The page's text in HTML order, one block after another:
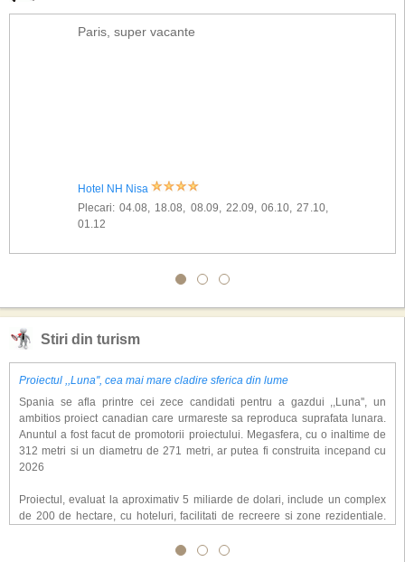
Paris, super vacante
Hotel NH Nisa
Plecari: 04.08, 18.08, 08.09, 22.09, 06.10, 27.10,
01.12
Stiri din turism
Proiectul ,,Luna'', cea mai mare cladire sferica din lume
Spania se afla printre cei zece candidati pentru a gazdui ,,Luna'', un
ambitios proiect canadian care urmareste sa reproduca suprafata lunara.
Anuntul a fost facut de promotorii proiectului. Megasfera, cu o inaltime de
312 metri si un diametru de 271 metri, ar putea fi construita incepand cu
2026
Proiectul, evaluat la aproximativ 5 miliarde de dolari, include un complex
de 200 de hectare, cu hoteluri, facilitati de recreere si zone rezidentiale.
atragerea a pana la 10 milioane de turisti anual. �Luna� ar putea deveni